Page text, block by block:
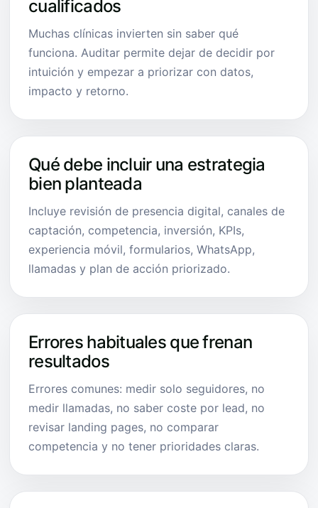
cualificados
Muchas clínicas invierten sin saber qué
funciona. Auditar permite dejar de decidir por
intuición y empezar a priorizar con datos,
impacto y retorno.
Qué debe incluir una estrategia
bien planteada
Incluye revisión de presencia digital, canales de
captación, competencia, inversión, KPIs,
experiencia móvil, formularios, WhatsApp,
llamadas y plan de acción priorizado.
Errores habituales que frenan
resultados
Errores comunes: medir solo seguidores, no
medir llamadas, no saber coste por lead, no
revisar landing pages, no comparar
competencia y no tener prioridades claras.